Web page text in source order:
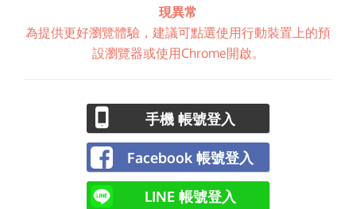
現異常
為提供更好瀏覽體驗，建議可點選使用行動裝置上的預
設瀏覽器或使用Chrome開啟。
手機 帳號登入
Facebook 帳號登入
LINE 帳號登入